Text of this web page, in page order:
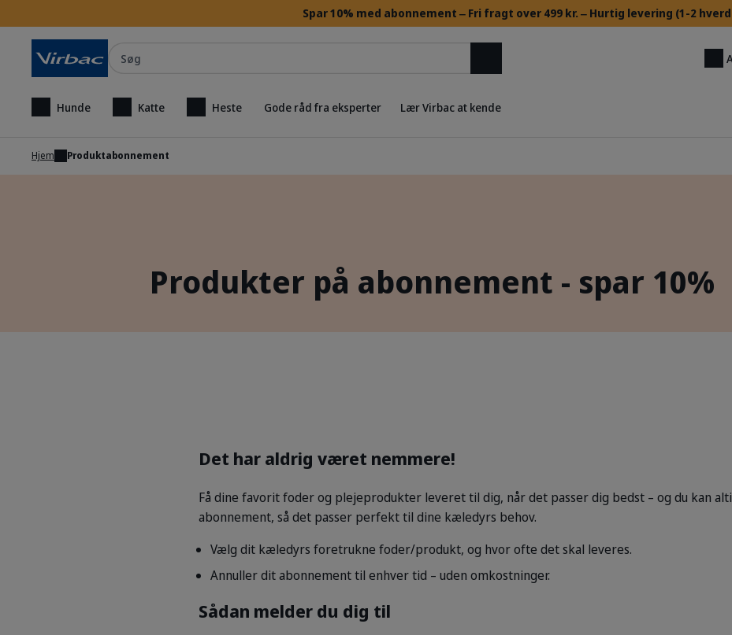
Spar 10% med abonnement ‒ ​Fri fragt over 499 kr. ‒ Hurtig levering (1-2
Hunde Katte Heste Gode råd fra eksperter Lær Virbac at kende
Hjem Produktabonnement
Produkter på abonnement - spar 10%
Det har aldrig været nemmere!
Få dine favorit foder og plejeprodukter leveret til dig, når det passer dig bedst – og du kan
abonnement, så det passer perfekt til dine kæledyrs behov.
Vælg dit kæledyrs foretrukne foder/produkt, og hvor ofte det skal leveres.
Annuller dit abonnement til enhver tid – uden omkostninger.
Sådan melder du dig til